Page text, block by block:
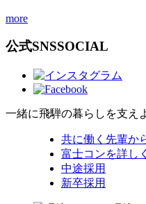
more
公式SNSSOCIAL
一緒に飛騨の暮らしを支え
共に働く先輩か
富士コンを詳し
中途採用
新卒採用